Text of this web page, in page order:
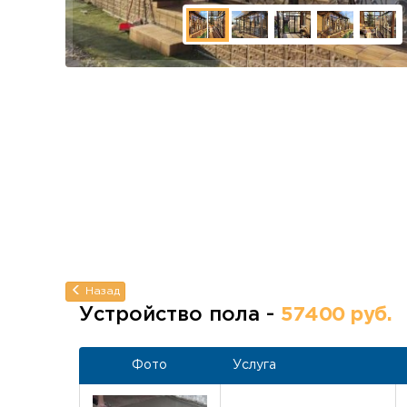
Назад
Устройство пола - 57400 руб.
Фото Услуга